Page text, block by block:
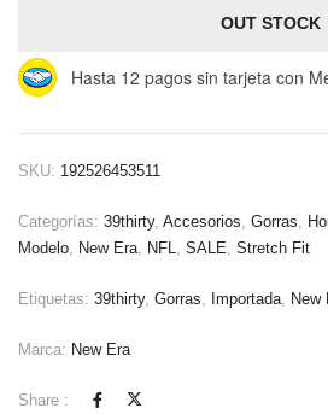
OUT STOCK
Hasta 12 pagos sin tarjeta con
SKU: 192526453511
Categorías: 39thirty, Accesorios, Gorras,
Modelo, New Era, NFL, SALE, Stretch Fit
Etiquetas: 39thirty, Gorras, Importada, New
Marca: New Era
Share :